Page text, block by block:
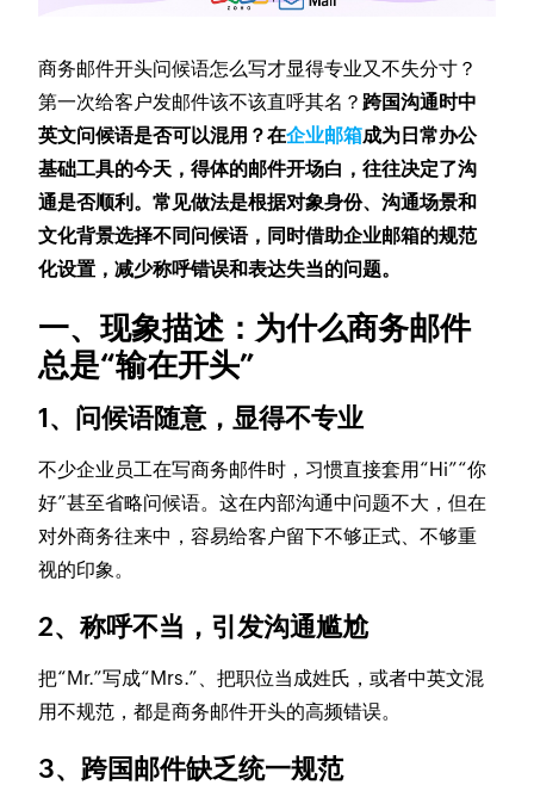
商务邮件开头问候语怎么写才显得专业又不失分寸？
第一次给客户发邮件该不该直呼其名？ 跨国沟通时中
英文问候语是否可以混用？在企业邮箱成为日常办公
基础工具的今天，得体的邮件开场白，往往决定了沟
通是否顺利。常见做法是根据对象身份、沟通场景和
文化背景选择不同问候语，同时借助企业邮箱的规范
化设置，减少称呼错误和表达失当的问题。
一、现象描述：为什么商务邮件
总是“输在开头”
1、问候语随意，显得不专业
不少企业员工在写商务邮件时，习惯直接套用“Hi”“你
好”甚至省略问候语。这在内部沟通中问题不大，但在
对外商务往来中，容易给客户留下不够正式、不够重
视的印象。
2、称呼不当，引发沟通尴尬
把“Mr.”写成“Mrs.”、把职位当成姓氏，或者中英文混
用不规范，都是商务邮件开头的高频错误。
3、跨国邮件缺乏统一规范